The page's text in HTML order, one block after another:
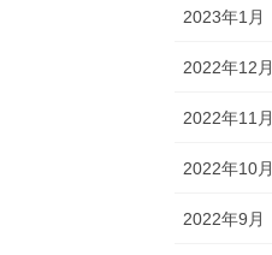
2023年1月
2022年12月
2022年11月
2022年10月
2022年9月